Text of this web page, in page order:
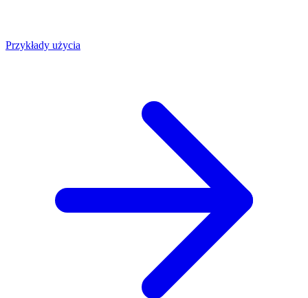
Przykłady użycia